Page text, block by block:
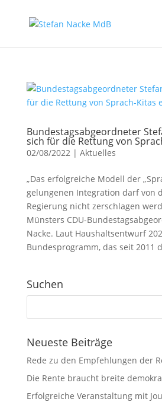
Bundestagsabgeordneter
sich für die Rettung von
02/08/2022| Aktuelles
„Das erfolgreiche Modell der
gelungenen Integration darf von
Regierung nicht zerschlagen
Münsters CDU-
Nacke. Laut Haushaltsentwurf
Bundesprogramm, das seit 2011
Suchen
Neueste Beiträge
Rede zu den Empfehlungen der
Die Rente braucht breite
Erfolgreiche Veranstaltung mit